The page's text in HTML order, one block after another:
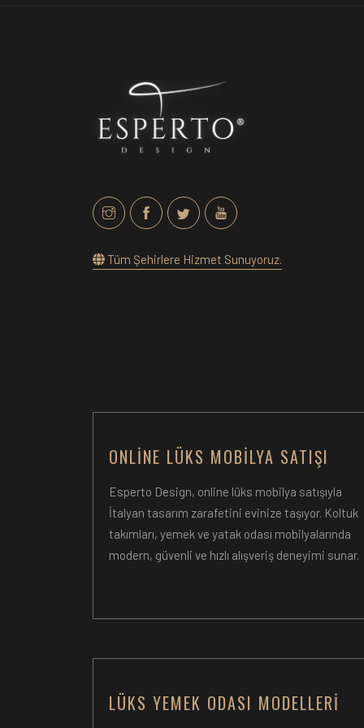
Tüm Şehirlere Hizmet Sunuyoruz.
ONLINE LÜKS MOBILYA SATIŞI
Esperto Design, online lüks mobilya satışıyla
İtalyan tasarım zarafetini evinize taşıyor. Koltuk
takımları, yemek ve yatak odası mobilyalarında
modern, güvenli ve hızlı alışveriş deneyimi sunar.
LÜKS YEMEK ODASI MODELLERI